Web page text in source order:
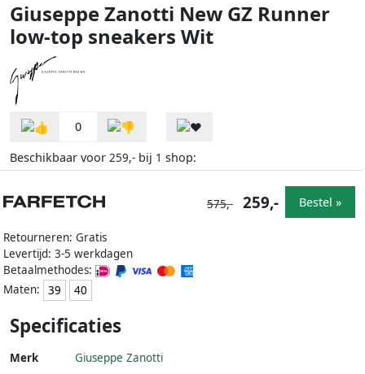
Giuseppe Zanotti New GZ Runner
low-top sneakers Wit
0
Beschikbaar voor 259,- bij 1 shop:
Retourneren: Gratis
Levertijd: 3-5 werkdagen
Betaalmethodes:
Maten:
39 40
575,- 259,- Bestel »
Specificaties
Merk Giuseppe Zanotti